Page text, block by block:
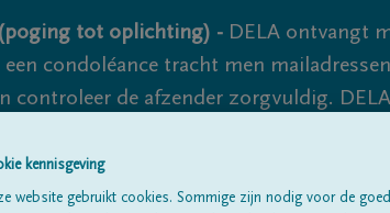
tot oplichting) - DELA ontvangt
condoléance tracht men
controleer de afzender zorgvuldig.
nooit volledig uit te sluiten, dus blijf
kennisgeving
website gebruikt cookies. Sommige zijn nodig voor de